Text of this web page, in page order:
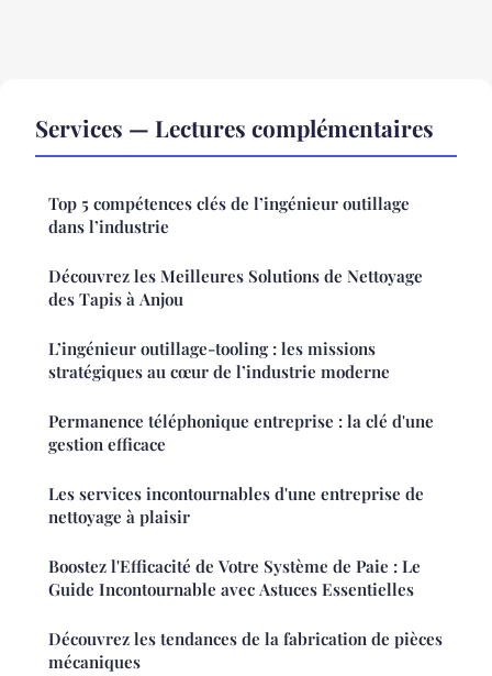
Services — Lectures complémentaires
Top 5 compétences clés de l’ingénieur outillage
dans l’industrie
Découvrez les Meilleures Solutions de Nettoyage
des Tapis à Anjou
L’ingénieur outillage-tooling : les missions
stratégiques au cœur de l’industrie moderne
Permanence téléphonique entreprise : la clé d'une
gestion efficace
Les services incontournables d'une entreprise de
nettoyage à plaisir
Boostez l'Efficacité de Votre Système de Paie : Le
Guide Incontournable avec Astuces Essentielles
Découvrez les tendances de la fabrication de pièces
mécaniques